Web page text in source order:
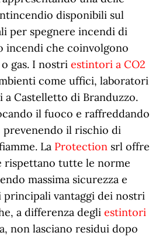
disponibili sul
per spegnere incendi di
incendi che coinvolgono
gas. I nostri estintori a CO2
come uffici, laboratori
Castelletto di Branduzzo.
il fuoco e raffreddando
il rischio di
La Protection srl offre
rispettano tutte le norme
massima sicurezza e
principali vantaggi dei nostri
a differenza degli estintori
non lasciano residui dopo